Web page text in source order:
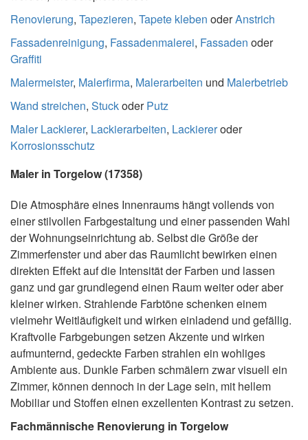
Renovierung, Tapezieren, Tapete kleben oderAnstrich
Fassadenreinigung, Fassadenmalerei, Fassaden oder
Graffiti
Malermeister, Malerfirma, Malerarbeiten und Malerbetrieb
Wand streichen, StuckoderPutz
Maler Lackierer, Lackierarbeiten, Lackiereroder
Korrosionsschutz
Maler in Torgelow (17358)
Die Atmosphäre eines Innenraums hängt vollends von
einer stilvollen Farbgestaltung und einer passenden Wahl
der Wohnungseinrichtung ab. Selbst die Größe der
Zimmerfenster und aber das Raumlicht bewirken einen
direkten Effekt auf die Intensität der Farben und lassen
ganz und gar grundlegend einen Raum weiter oder aber
kleiner wirken. Strahlende Farbtöne schenken einem
vielmehr Weitläufigkeit und wirken einladend und gefällig.
Kraftvolle Farbgebungen setzen Akzente und wirken
aufmunternd, gedeckte Farben strahlen ein wohliges
Ambiente aus. Dunkle Farben schmälern zwar visuell ein
Zimmer, können dennoch in der Lage sein, mit hellem
Mobiliar und Stoffen einen exzellenten Kontrast zu setzen.
Fachmännische Renovierung in Torgelow